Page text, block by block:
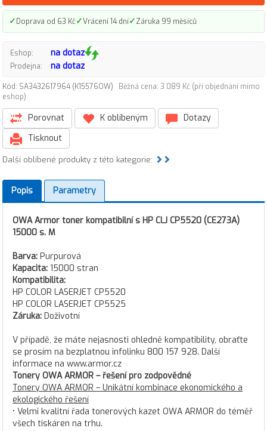
✓Doprava od 63 Kč✓Vrácení 14 dní✓Záruka 99 měsíců
Eshop: na dotaz
Prodejna: na dotaz
Kód: SA3432617964 (K15576OW)
Běžná cena: 3 089 Kč (při objednání mimo
eshop)
Porovnat K oblíbeným
Dotazy
Tisknout
Další oblíbené produkty z této kategorie:
Popis Parametry
OWA Armor toner kompatibilní s HP CLJ CP5520 (CE273A)
15000 s. M
Barva: Purpurová
Kapacita: 15000 stran
Kompatibilita:
HP COLOR LASERJET CP5520
HP COLOR LASERJET CP5525
Záruka: Doživotní
V případě, že máte nejasnosti ohledně kompatibility, obraťte
se prosím na bezplatnou infolinku 800 157 928. Další
informace na www.armor.cz
Tonery OWA ARMOR – řešení pro zodpovědné
Tonery OWA ARMOR – Unikátní kombinace ekonomického a
ekologického řešení
• Velmi kvalitní řada tonerových kazet OWA ARMOR do téměř
všech tiskáren na trhu.